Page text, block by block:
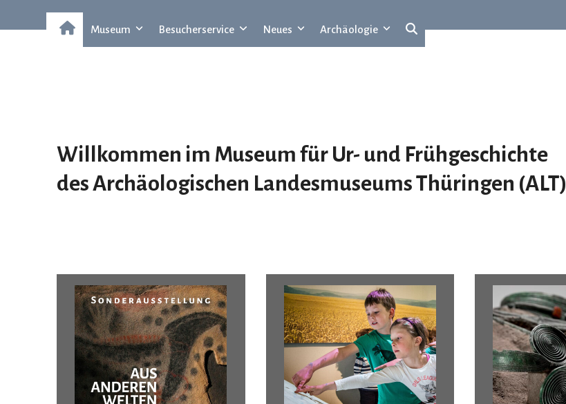
Museum Besucherservice Neues Archäologie
Willkommen im Museum für Ur- und Frühgeschichte
desArchäologischen LandesmuseumsT hüringen (ALT)